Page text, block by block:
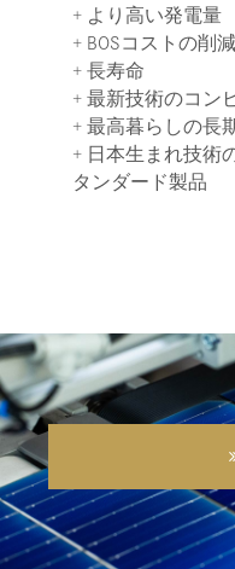
+ より高い発電量
+ BOSコストの削減
+ 長寿命
+ 最新技術のコン
+ 最高暮らしの長
+ 日本生まれ技術
タンダード製品